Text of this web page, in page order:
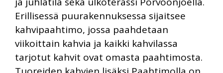
Erillisessä puurakennuksessa sijaitsee
kahvipaahtimo, jossa paahdetaan
viikoittain kahvia ja kaikki kahvilassa
tarjotut kahvit ovat omasta paahtimosta.